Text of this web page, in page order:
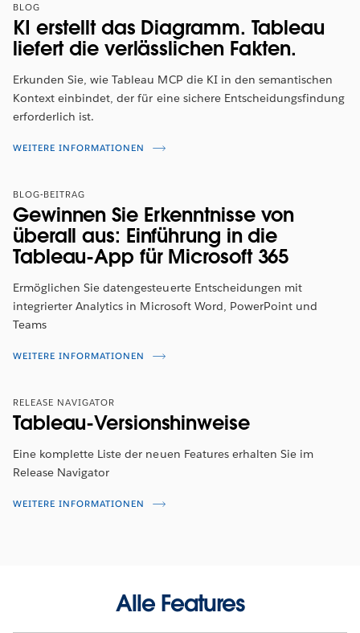
BLOG
KI erstellt das Diagramm. Tableau
liefert die verlässlichen Fakten.
Erkunden Sie, wie Tableau MCP die KI in den semantischen
Kontext einbindet, der für eine sichere Entscheidungsfindung
erforderlich ist.
WEITERE INFORMATIONEN
BLOG-BEITRAG
Gewinnen Sie Erkenntnisse von
überall aus: Einführung in die
Tableau-App für Microsoft 365
Ermöglichen Sie datengesteuerte Entscheidungen mit
integrierter Analytics in Microsoft Word, PowerPoint und
Teams
WEITERE INFORMATIONEN
RELEASE NAVIGATOR
Tableau-Versionshinweise
Eine komplette Liste der neuen Features erhalten Sie im
Release Navigator
WEITERE INFORMATIONEN
Alle Features